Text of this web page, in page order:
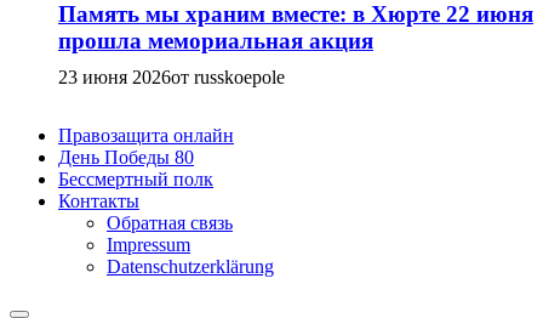
Память мы храним вместе: в Хюрте 22 июня
прошла мемориальная акция
23 июня 2026от russkoepole
Правозащита онлайн
День Победы 80
Бессмертный полк
Контакты
Обратная связь
Impressum
Datenschutzerklärung